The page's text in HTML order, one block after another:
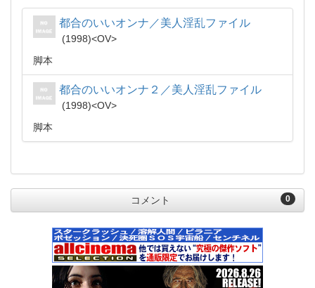
都合のいいオンナ／美人淫乱ファイル
1998
OV
脚本
都合のいいオンナ２／美人淫乱ファイル
1998
OV
脚本
0
コメント